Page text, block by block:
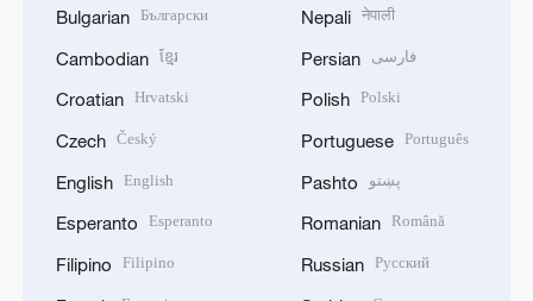
Bulgarian Български
Cambodian ខ្មែរ
Croatian Hrvatski
Czech Český
English English
Esperanto Esperanto
Filipino Filipino
Nepali नेपाली
Persian فارسی
Polish Polski
Portuguese Português
Pashto پښتو
Romanian Română
Russian Русский